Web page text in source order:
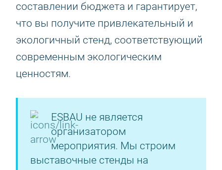
составлении бюджета и гарантирует,
что вы получите привлекательный и
экологичный стенд, соответствующий
современным экологическим
ценностям.
ESBAU не является
организатором
мероприятия. Мы строим
выставочные стенды на